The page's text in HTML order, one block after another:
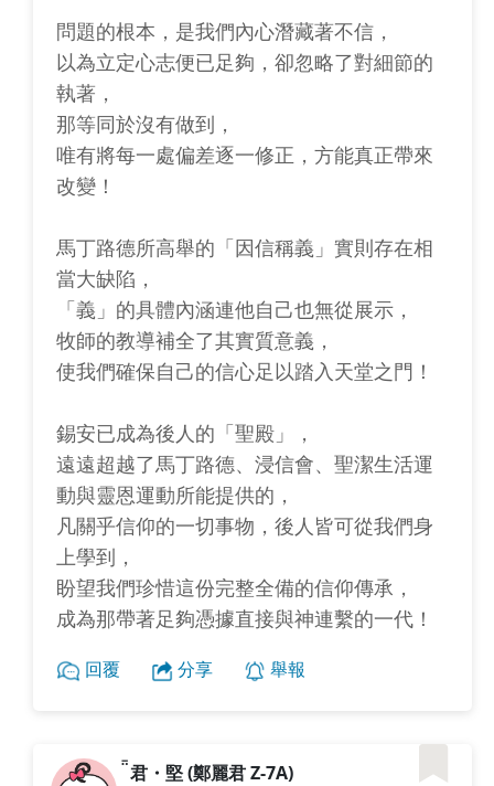
問題的根本，是我們內心潛藏著不信，
以為立定心志便已足夠，卻忽略了對細節的
執著，
那等同於沒有做到，
唯有將每一處偏差逐一修正，方能真正帶來
改變！
馬丁路德所高舉的「因信稱義」實則存在相
當大缺陷，
「義」的具體內涵連他自己也無從展示，
牧師的教導補全了其實質意義，
使我們確保自己的信心足以踏入天堂之門！
錫安已成為後人的「聖殿」，
遠遠超越了馬丁路德、浸信會、聖潔生活運
動與靈恩運動所能提供的，
凡關乎信仰的一切事物，後人皆可從我們身
上學到，
盼望我們珍惜這份完整全備的信仰傳承，
成為那帶著足夠憑據直接與神連繫的一代！
回覆 分享 舉報
君・堅 (鄭麗君 Z-7A)